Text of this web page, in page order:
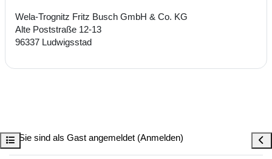
Kursindex öffnen
Wela-Trognitz Fritz Busch GmbH & Co. KG
Alte Poststraße 12-13
96337 Ludwigsstad
Sie sind als Gast angemeldet (Anmelden)